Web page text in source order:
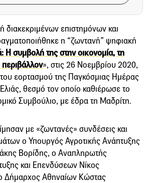
διακεκριμένων επιστημόνων και
η “ζωντανή” ψηφιακή
Η συμβολή της στην οικονομία, τη
», στις 26 Νοεμβρίου 2020,
του εορτασμού της Παγκόσμιας Ημέρας
θεσμό τον οποίο καθιέρωσε το
Συμβούλιο, με έδρα τη Μαδρίτη.
με «ζωντανές» συνδέσεις και
ο Υπουργός Αγροτικής Ανάπτυξης
Βορίδης, ο Αναπληρωτής
και Επενδύσεων Νίκος
Δήμαρχος Αθηναίων Κώστας